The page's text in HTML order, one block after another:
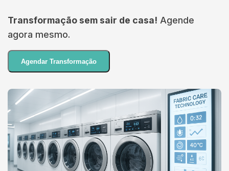
Transformação sem sair de casa! Agende
agora mesmo.
Agendar Transformação